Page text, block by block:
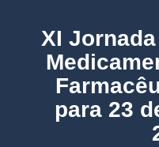
XI
para 23